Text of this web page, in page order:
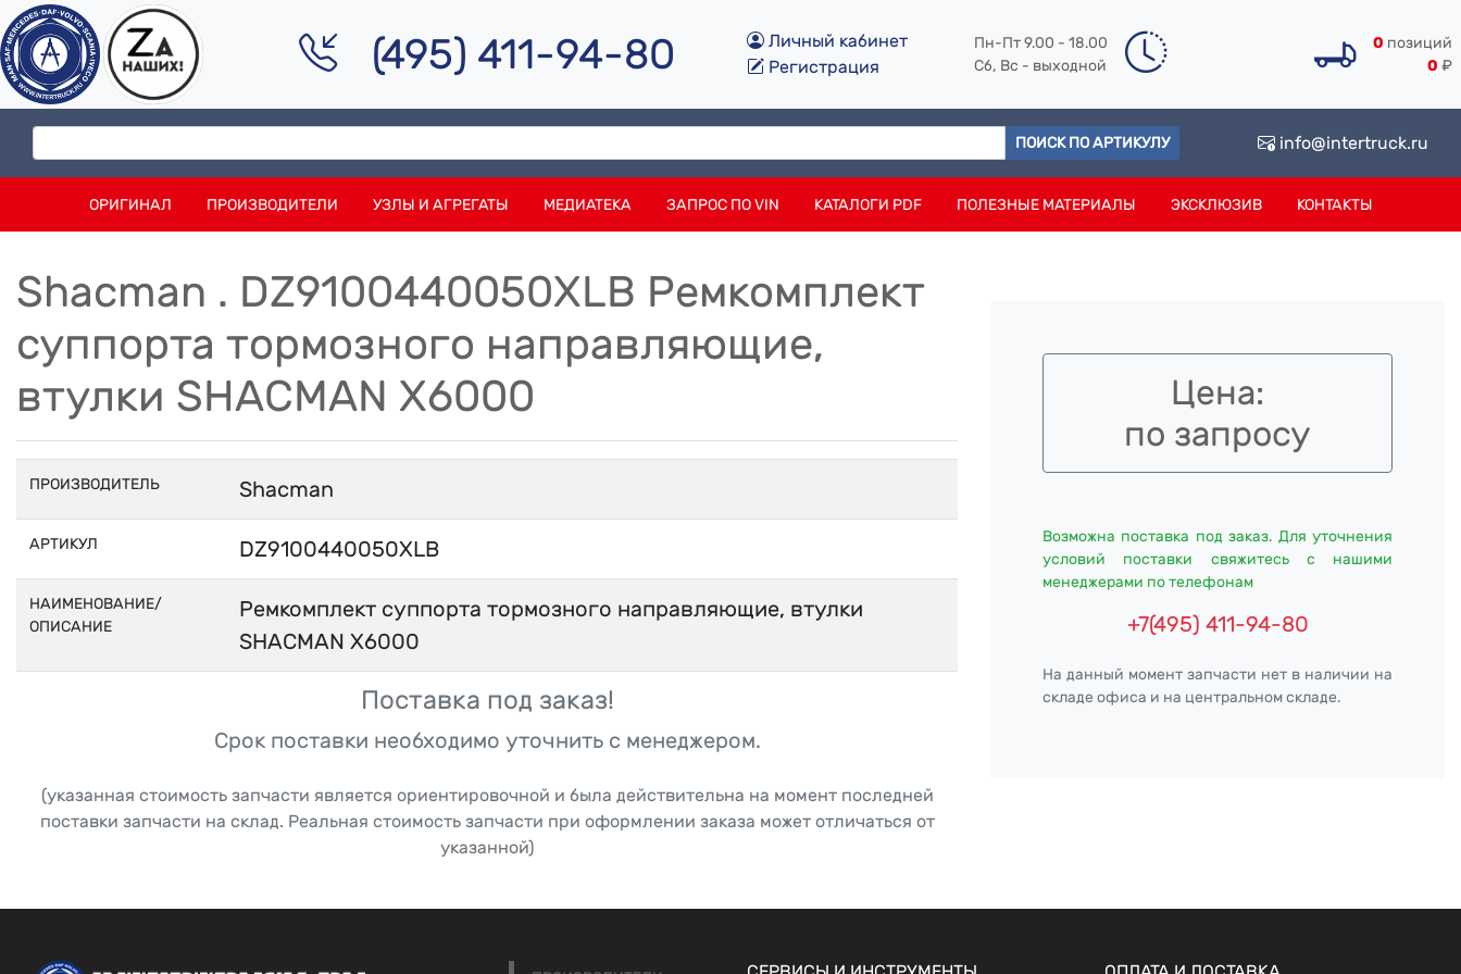
(495) 411-94-80
Личный кабинет
Регистрация
Пн-Пт 9.00 - 18.00
Сб, Вс - выходной
0 позиций
0 ₽
ПОИСК ПО АРТИКУЛУ info@intertruck.ru
ОРИГИНАЛ ПРОИЗВОДИТЕЛИ УЗЛЫ И АГРЕГАТЫ МЕДИАТЕКА ЗАПРОС ПО VIN КАТАЛОГИ PDF ПОЛЕЗНЫЕ МАТЕРИАЛЫ ЭКСКЛЮЗИВ КОНТАКТЫ
Shacman . DZ9100440050XLB Ремкомплект
суппорта тормозного направляющие,
втулки SHACMAN X6000
ПРОИЗВОДИТЕЛЬ Shacman
АРТИКУЛ DZ9100440050XLB
НАИМЕНОВАНИЕ/
ОПИСАНИЕ
Ремкомплект суппорта тормозного направляющие, втулки
SHACMAN X6000
Поставка под заказ!
Срок поставки необходимо уточнить с менеджером.
(указанная стоимость запчасти является ориентировочной и была действительна на момент последней
поставки запчасти на склад. Реальная стоимость запчасти при оформлении заказа может отличаться от
указанной)
Цена:
по запросу
Возможна поставка под заказ. Для уточнения
условий поставки свяжитесь с нашими
менеджерами по телефонам
+7(495) 411-94-80
На данный момент запчасти нет в наличии на
складе офиса и на центральном складе.